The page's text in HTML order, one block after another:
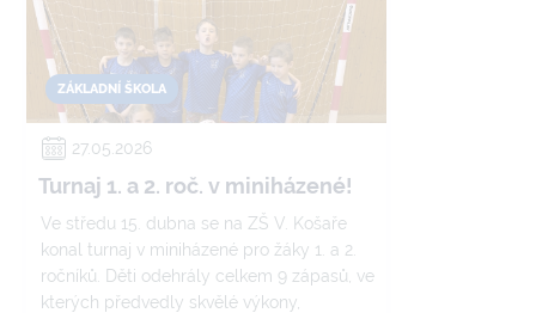
ZÁKLADNÍ ŠKOLA
27.05.2026
Turnaj 1. a 2. roč. v miniházené!
Ve středu 15. dubna se na ZŠ V. Košaře
konal turnaj v miniházené pro žáky 1. a 2.
ročníků. Děti odehrály celkem 9 zápasů, ve
kterých předvedly skvělé výkony,